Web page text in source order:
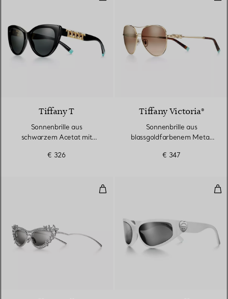
Tiffany T
Sonnenbrille aus
schwarzem Acetat mit
€ 326
Tiffany Victoria®
Sonnenbrille aus
blassgoldfarbenem Metall
€ 347
Sonnenbrillen aus vergoldetem